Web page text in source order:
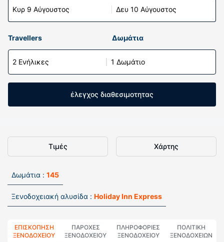
Κυρ 9 Αύγουστος Δευ 10 Αύγουστος
Travellers Δωμάτια
2 Ενήλικες 1 Δωμάτιο
έλεγχος διαθεσιμοτητας
Τιμές Χάρτης
Δωμάτια : 145
Ξενοδοχειακή αλυσίδα : Holiday Inn Express
ΕΠΙΣΚΌΠΗΣΗ
ΞΕΝΟΔΟΧΕΊΟΥ
ΠΑΡΟΧΕΣ
ΞΕΝΟΔΟΧΕΙΟΥ
ΠΛΗΡΟΦΟΡΊΕΣ
ΞΕΝΟΔΟΧΕΊΟΥ
ΠΟΛΙΤΙΚΗ
ΞΕΝΟΔΟΧΕΊΩΝ